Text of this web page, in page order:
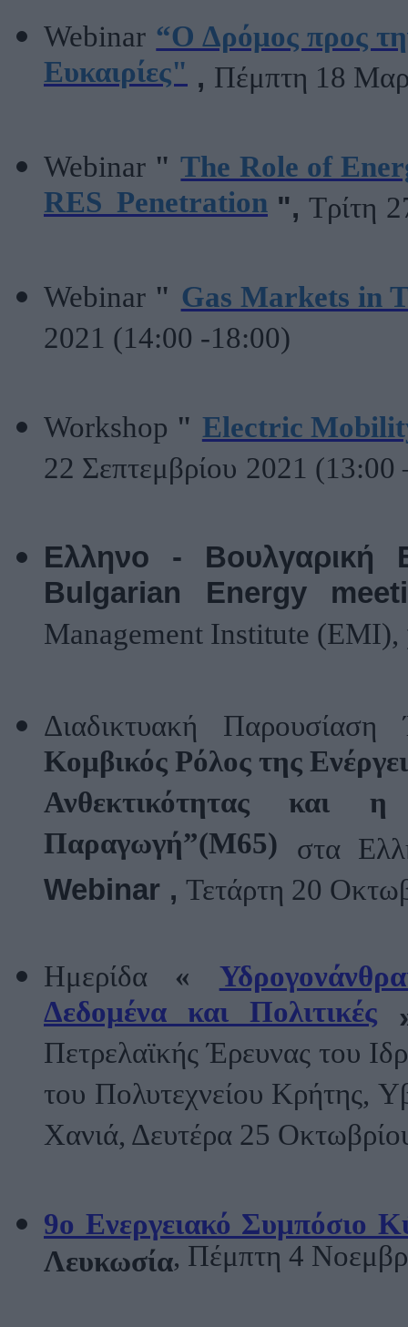
Webinar “Ο Δρόμος προς
Ευκαιρίες" , Πέμπτη 18
Webinar " The Role of
RES Penetration ", Τρίτη
Webinar " Gas Markets in
2021 (14:00 -18:00)
Workshop " Electric
22 Σεπτεμβρίου 2021 (13:00
Ελληνο - Βουλγαρική
Bulgarian Energy
Management Institute (EMI),
Διαδικτυακή
Κομβικός Ρόλος της
Ανθεκτικότητας και
Παραγωγή”(Μ65)
στα
Webinar , Τετάρτη 20
Ημερίδα «
Δεδομένα και Πολιτικές
Πετρελαϊκής Έρευνας του
του Πολυτεχνείου Κρήτης,
Χανιά, Δευτέρα 25
9ο Ενεργειακό Συμπόσιο
Λευκωσία, Πέμπτη 4